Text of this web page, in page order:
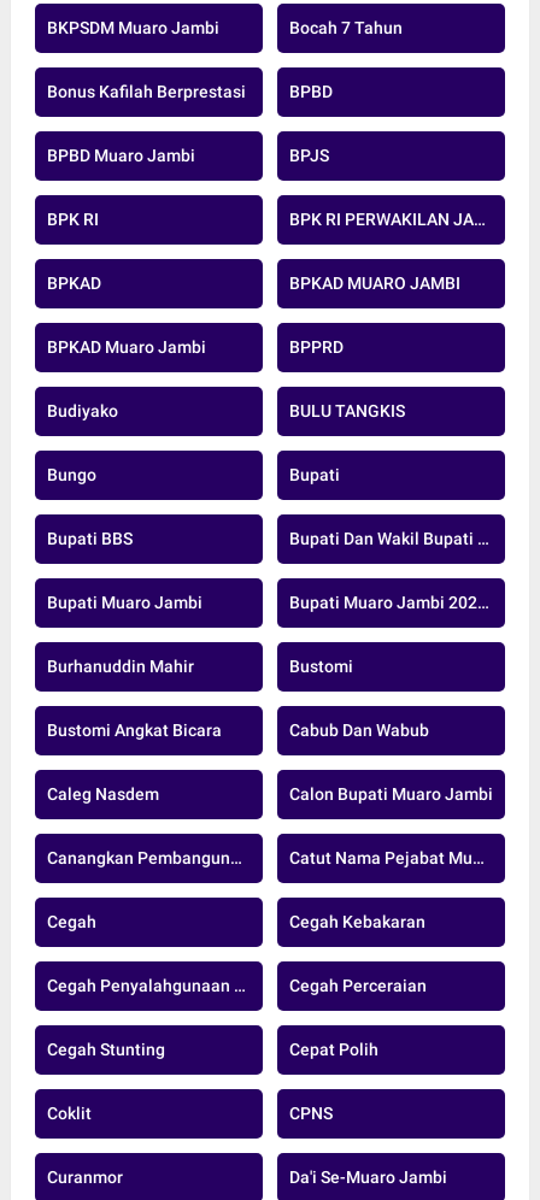
BKPSDM Muaro Jambi Bocah 7 Tahun
Bonus Kafilah Berprestasi BPBD
BPBD Muaro Jambi BPJS
BPK RI BPK RI PERWAKILAN JAMBI
BPKAD BPKAD MUARO JAMBI
BPKAD Muaro Jambi BPPRD
Budiyako BULU TANGKIS
Bungo Bupati
Bupati BBS Bupati Dan Wakil Bupati Muaro Jambi
Bupati Muaro Jambi Bupati Muaro Jambi 2025-2029
Burhanuddin Mahir Bustomi
Bustomi Angkat Bicara Cabub Dan Wabub
Caleg Nasdem Calon Bupati Muaro Jambi
Canangkan Pembangunan Jalan Strategis Catut Nama Pejabat Muarojambi
Cegah Cegah Kebakaran
Cegah Penyalahgunaan Donasi Cegah Perceraian
Cegah Stunting Cepat Polih
Coklit CPNS
Curanmor Da'i Se-Muaro Jambi